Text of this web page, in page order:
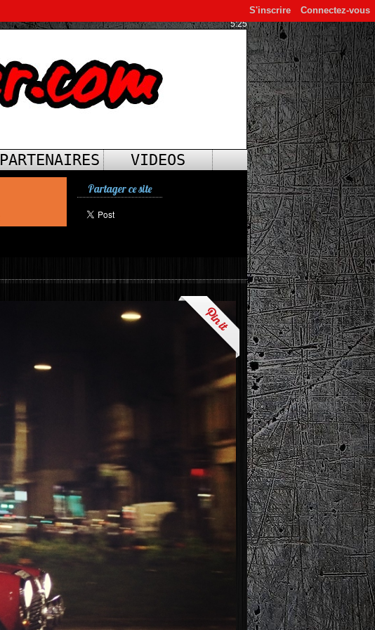
Connectez-vous
S'inscrire
5:25
PARTENAIRES VIDEOS
Partager ce site